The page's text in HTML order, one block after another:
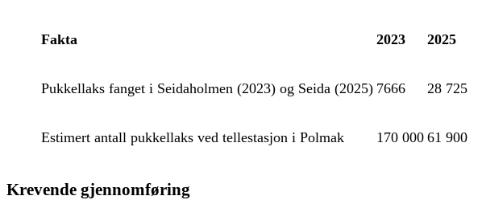
Fakta 2023 2025
Pukkellaks fanget i Seidaholmen (2023) og Seida (2025) 7666 28 725
Estimert antall pukkellaks ved tellestasjon i Polmak 170 000 61 900
Krevende gjennomføring